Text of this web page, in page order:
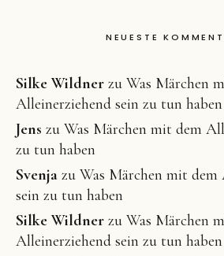
NEUESTE
Silke Wildner zu Was Märchen
Alleinerziehend sein zu tun haben
Jens zu Was Märchen mit dem
zu tun haben
Svenja zu Was Märchen mit dem
sein zu tun haben
Silke Wildner zu Was Märchen
Alleinerziehend sein zu tun haben